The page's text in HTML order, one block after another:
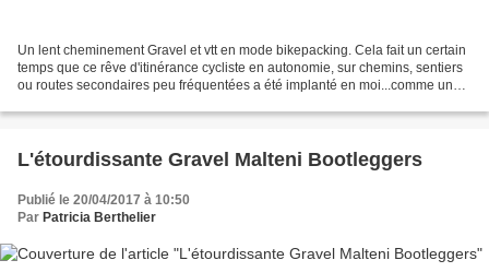
Un lent cheminement Gravel et vtt en mode bikepacking. Cela fait un certain
temps que ce rêve d'itinérance cycliste en autonomie, sur chemins, sentiers
ou routes secondaires peu fréquentées a été implanté en moi...comme un
L'étourdissante Gravel Malteni Bootleggers
Publié le 20/04/2017 à 10:50
Par Patricia Berthelier